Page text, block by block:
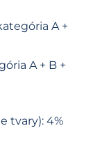
A +
A + B +
tvary): 4%